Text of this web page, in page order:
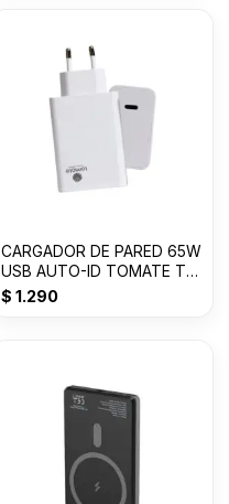
CARGADOR DE PARED 65W
USB AUTO-ID TOMATE T-
CH005
$ 1.290